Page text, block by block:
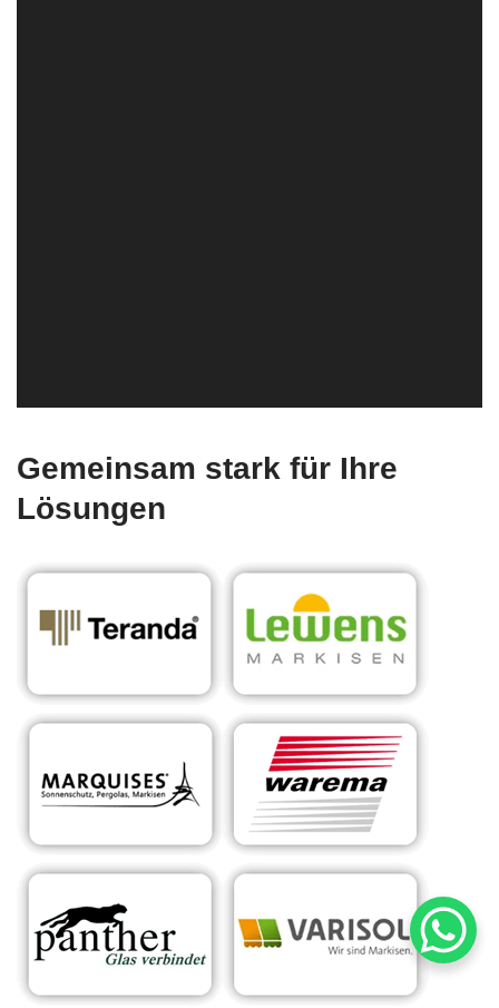
Gemeinsam stark für Ihre
Lösungen